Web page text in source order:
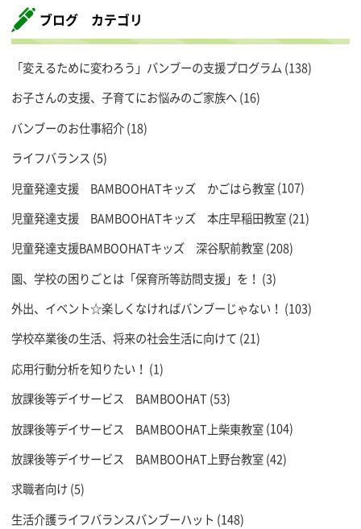
ブログ カテゴリ
「変えるために変わろう」バンブーの支援プログラム (138)
お子さんの支援、子育てにお悩みのご家族へ(16)
バンブーのお仕事紹介(18)
ライフバランス (5)
児童発達支援 BAMBOOHATキッズ かごはら教室(107)
児童発達支援 BAMBOOHATキッズ 本庄早稲田教室(21)
児童発達支援BAMBOOHATキッズ 深谷駅前教室(208)
園、学校の困りごとは「保育所等訪問支援」を！ (3)
外出、イベント☆楽しくなければバンブーじゃない！ (103)
学校卒業後の生活、将来の社会生活に向けて (21)
応用行動分析を知りたい！ (1)
放課後等デイサービス BAMBOOHAT(53)
放課後等デイサービス BAMBOOHAT上柴東教室(104)
放課後等デイサービス BAMBOOHAT上野台教室(42)
求職者向け(5)
生活介護ライフバランスバンブーハット (148)